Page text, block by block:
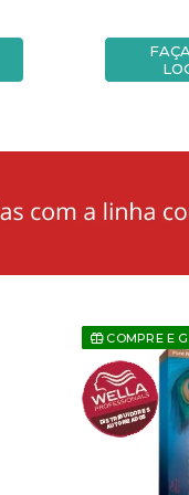
COMPRE E